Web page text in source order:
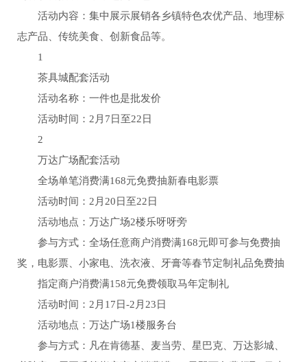
活动内容：集中展示展销各乡镇特色农优产品、地理标
志产品、传统美食、创新食品等。
1
茶具城配套活动
活动名称：一件也是批发价
活动时间：2月7日至22日
2
万达广场配套活动
全场单笔消费满168元免费抽新春电影票
活动时间：2月20日至22日
活动地点：万达广场2楼乐呀呀旁
参与方式：全场任意商户消费满168元即可参与免费抽
奖，电影票、小家电、洗衣液、牙膏等春节定制礼品免费抽
指定商户消费满158元免费领取马年定制礼
活动时间：2月17日-2月23日
活动地点：万达广场1楼服务台
参与方式：凡在肯德基、麦当劳、星巴克、万达影城、